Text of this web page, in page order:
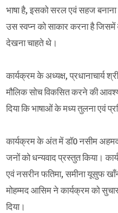
भाषा है, इसको सरल एवं सहज बनाना
उस स्वप्न को साकार करना है जिसमें
देखना चाहते थे।
कार्यक्रम के अध्यक्ष, प्रधानाचार्य
मौलिक सोच विकसित करने की
दिया कि भाषाओं के मध्य तुलना एवं
कार्यक्रम के अंत में डॉ0 नसीम
जनों को धन्यवाद प्रस्तुत किया।
एवं नसरीन फतिमा, समीना यूसुफ
मोहम्मद आसिम ने कार्यक्रम को
दिया।